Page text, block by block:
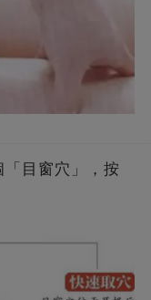
目窗穴」，按